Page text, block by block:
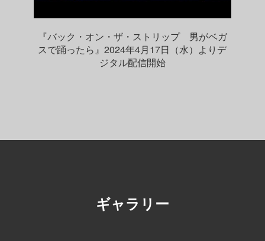
『バック・オン・ザ・ストリップ 男がベガ
スで踊ったら』2024年4月17日（水）よりデ
ジタル配信開始
ギャラリー